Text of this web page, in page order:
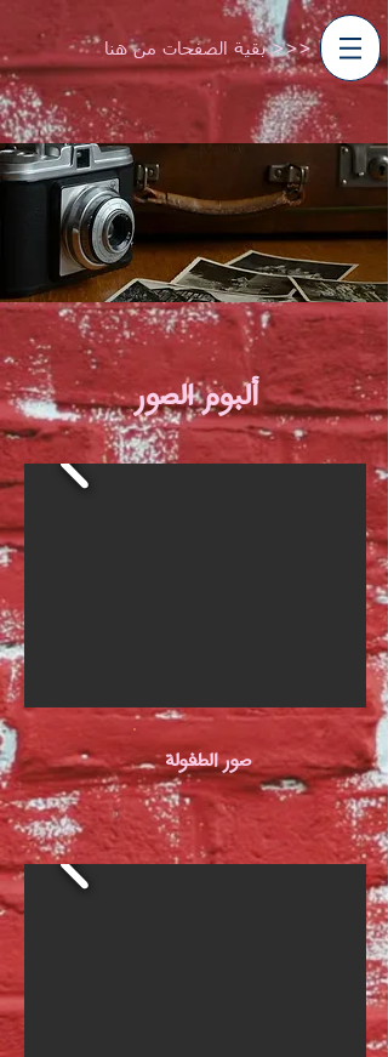
<<< بقية الصفحات من هنا
ألبوم الصور
صور الطفولة